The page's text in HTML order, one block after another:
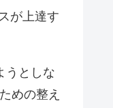
が上達す
うとしな
めの整え